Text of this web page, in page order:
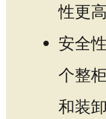
性更高
安全
个整
和装